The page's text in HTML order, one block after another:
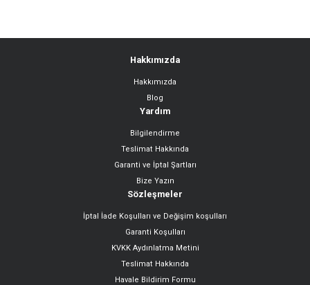
Hakkımızda
Hakkımızda
Blog
Yardım
Bilgilendirme
Teslimat Hakkında
Garanti ve İptal Şartları
Bize Yazın
Sözleşmeler
İptal İade Koşulları ve Değişim koşulları
Garanti Koşulları
KVKK Aydınlatma Metini
Teslimat Hakkında
Havale Bildirim Formu